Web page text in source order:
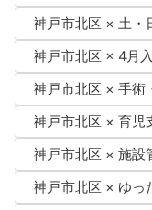
神戸市北区 × 土・
神戸市北区 × 4月
神戸市北区 × 手術
神戸市北区 × 育児
神戸市北区 × 施設
神戸市北区 × ゆっ